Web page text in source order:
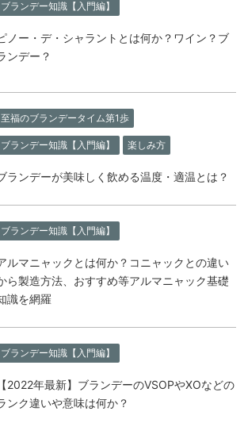
ブランデー知識【入門編】
ノー・デ・シャラントとは何か？ワイン？ブ
ンデー？
至福のブランデータイム第1歩
ブランデー知識【入門編】 楽しみ方
ランデーが美味しく飲める温度・適温とは？
ブランデー知識【入門編】
ルマニャックとは何か？コニャックとの違い
ら製造方法、おすすめ等アルマニャック基礎
識を網羅
ブランデー知識【入門編】
【2022年最新】ブランデーのVSOPやXOなどの
ンク違いや意味は何か？